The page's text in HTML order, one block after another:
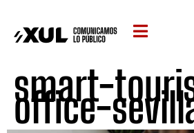
smart-
office-